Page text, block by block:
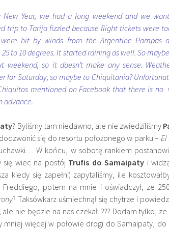
New Year, we had a long weekend and we
trip to Tarija fizzled because flight tickets were
hit by winds from the Argentine Pampas
to 10 degrees. It started raining as well. So
weekend, so it doesn’t make any sense.
for Saturday, so maybe to Chiquitania?
mentioned on Facebook that there is no
advance.
? Byliśmy tam niedawno, ale nie zwiedziliśmy
się do resortu położonego w parku – El
W końcu, w sobotę rankiem
się wiec na postój Trufis do Samaipaty i
kiedy się zapełni) zapytaliśmy, ile
potem na mnie i oświadczył, ze
? Taksówkarz uśmiechnął się chytrze i
ale nie będzie na nas czekał. ??? Dodam tylko,
mniej więcej w połowie drogi do Samaipaty,